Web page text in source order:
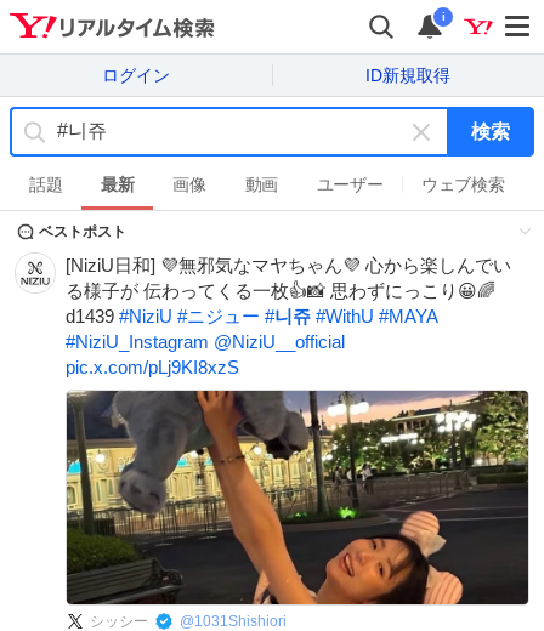
i
ログイン ID新規取得
キ
ー
ワ
ド
を
消
検索
話題 最新 画像 動画 ユーザー ウェブ検索
ベストポスト
[NiziU日和] 💜無邪気なマヤちゃん💜 心から楽しんでい
る様子が 伝わってくる一枚👍️📸 思わずにっこり😀🌈
d1439 #NiziU #ニジュー #니쥬 #WithU #MAYA
#NiziU_Instagram @NiziU__official
pic.x.com/pLj9KI8xzS
シッシー @1031Shishiori